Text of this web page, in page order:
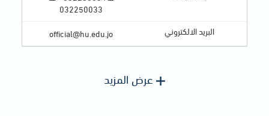
032250033
official@hu.edu.jo
عرض المزيد